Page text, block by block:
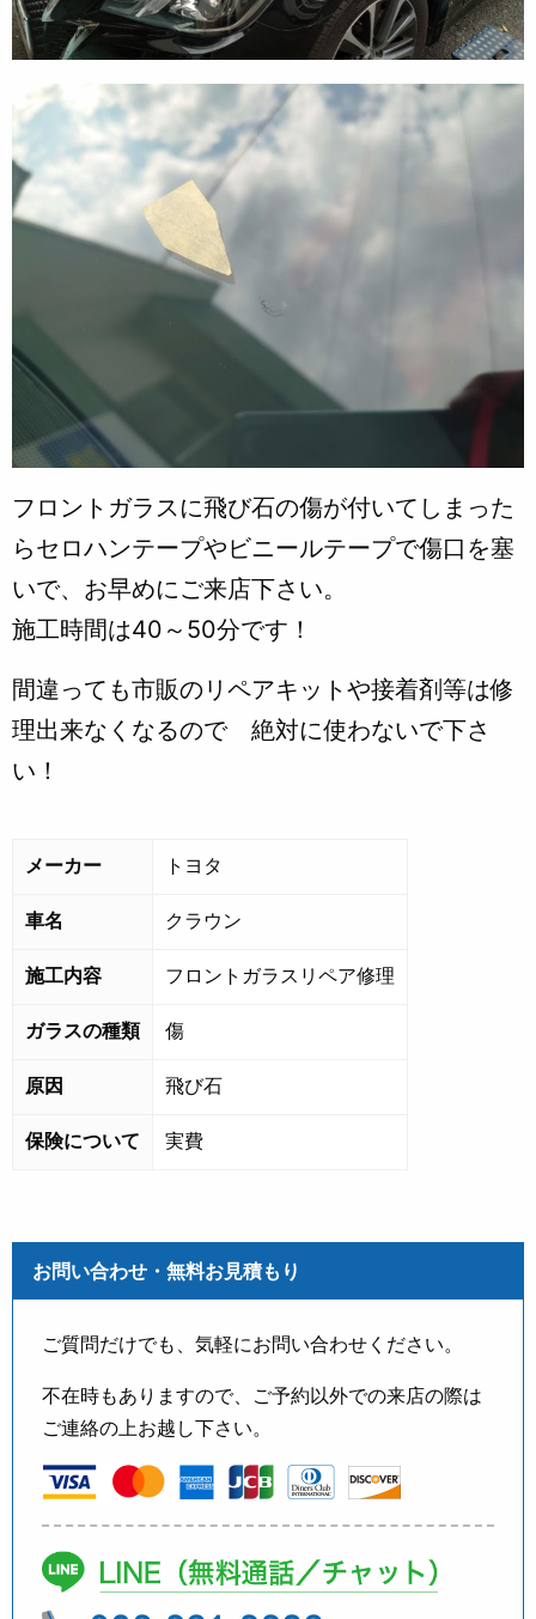
フロントガラスに飛び石の傷が付いてしまった
らセロハンテープやビニールテープで傷口を塞
いで、お早めにご来店下さい。
施工時間は40～50分です！
間違っても市販のリペアキットや接着剤等は修
理出来なくなるので 絶対に使わないで下さ
い！
メーカー トヨタ
車名 クラウン
施工内容 フロントガラスリペア修理
ガラスの種類 傷
原因 飛び石
保険について 実費
お問い合わせ・無料お見積もり
ご質問だけでも、気軽にお問い合わせください。
不在時もありますので、ご予約以外での来店の際は
ご連絡の上お越し下さい。